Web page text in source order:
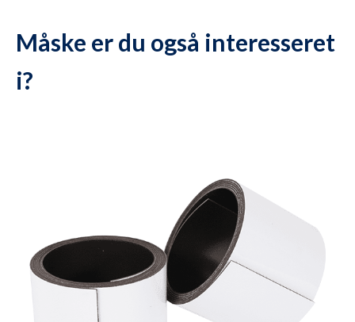
Måske er du også interesseret
i?